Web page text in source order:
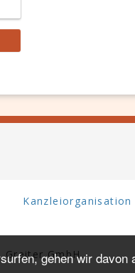
gehen wir davon
GmbH.